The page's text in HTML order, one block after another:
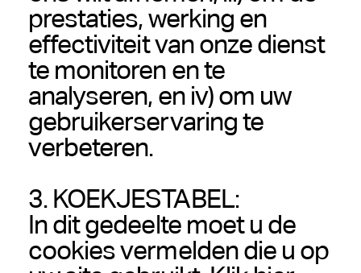
prestaties, werking en
effectiviteit van onze dienst
te monitoren en te
analyseren, en iv) om uw
gebruikerservaring te
verbeteren.
3. KOEKJESTABEL:
In dit gedeelte moet u de
cookies vermelden die u op